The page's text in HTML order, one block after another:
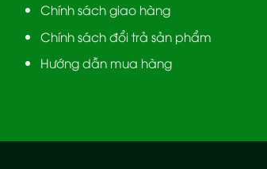
Chính sách giao hàng
Chính sách đổi trả sản phẩm
Hướng dẫn mua hàng